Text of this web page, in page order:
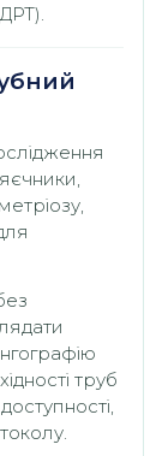
труб